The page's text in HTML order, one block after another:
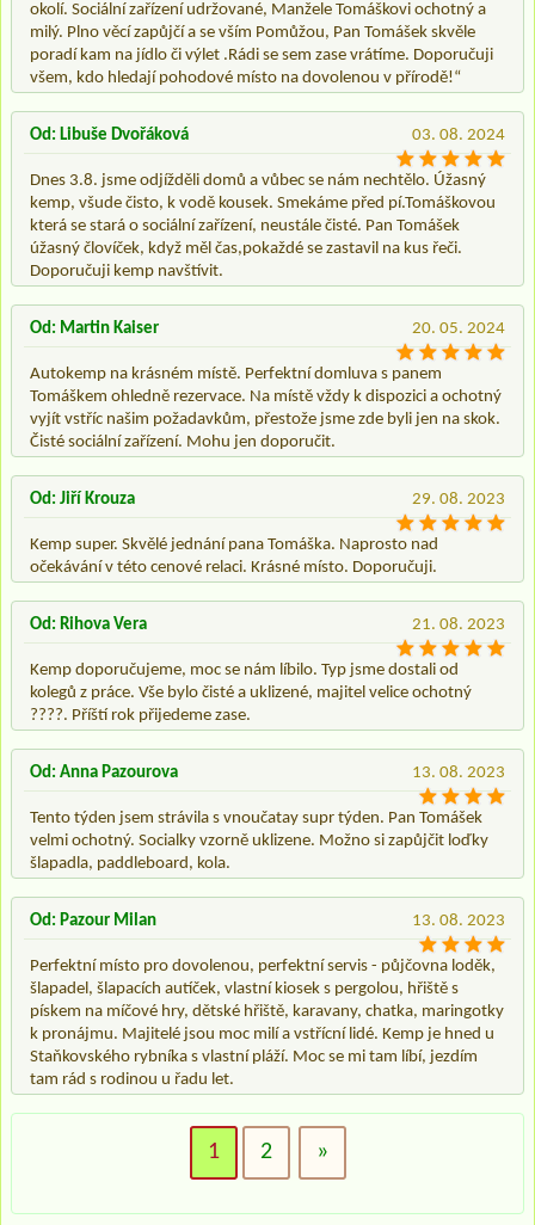
okolí. Sociální zařízení udržované, Manžele Tomáškovi ochotný a
milý. Plno věcí zapůjčí a se vším Pomůžou, Pan Tomášek skvěle
poradí kam na jídlo či výlet .Rádi se sem zase vrátíme. Doporučuji
všem, kdo hledají pohodové místo na dovolenou v přírodě!“
03. 08. 2024
Od: Libuše Dvořáková
Dnes 3.8. jsme odjížděli domů a vůbec se nám nechtělo. Úžasný
kemp, všude čisto, k vodě kousek. Smekáme před pí.Tomáškovou
která se stará o sociální zařízení, neustále čisté. Pan Tomášek
úžasný človíček, když měl čas,pokaždé se zastavil na kus řeči.
Doporučuji kemp navštívit.
20. 05. 2024
Od: Martin Kaiser
Autokemp na krásném místě. Perfektní domluva s panem
Tomáškem ohledně rezervace. Na místě vždy k dispozici a ochotný
vyjít vstříc našim požadavkům, přestože jsme zde byli jen na skok.
Čisté sociální zařízení. Mohu jen doporučit.
29. 08. 2023
Od: Jiří Krouza
Kemp super. Skvělé jednání pana Tomáška. Naprosto nad
očekávání v této cenové relaci. Krásné místo. Doporučuji.
21. 08. 2023
Od: Rihova Vera
Kemp doporučujeme, moc se nám líbilo. Typ jsme dostali od
kolegů z práce. Vše bylo čisté a uklizené, majitel velice ochotný
????. Příští rok přijedeme zase.
13. 08. 2023
Od: Anna Pazourova
Tento týden jsem strávila s vnoučatay supr týden. Pan Tomášek
velmi ochotný. Socialky vzorně uklizene. Možno si zapůjčit loďky
šlapadla, paddleboard, kola.
13. 08. 2023
Od: Pazour Milan
Perfektní místo pro dovolenou, perfektní servis - půjčovna loděk,
šlapadel, šlapacích autíček, vlastní kiosek s pergolou, hřiště s
pískem na míčové hry, dětské hřiště, karavany, chatka, maringotky
k pronájmu. Majitelé jsou moc milí a vstřícní lidé. Kemp je hned u
Staňkovského rybníka s vlastní pláží. Moc se mi tam líbí, jezdím
tam rád s rodinou u řadu let.
1 2 »